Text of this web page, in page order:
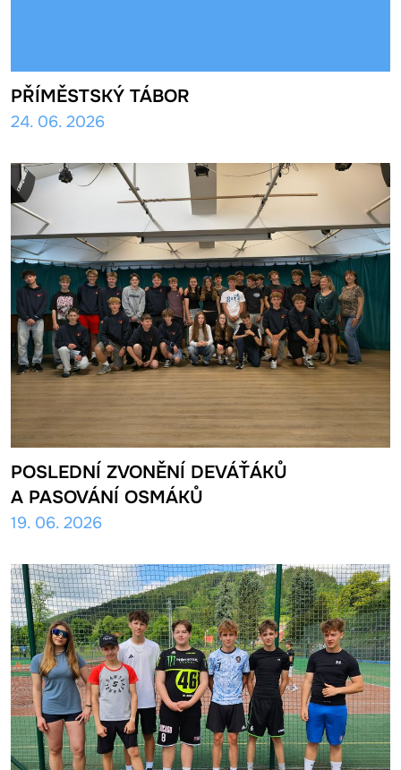
PŘÍMĚSTSKÝ TÁBOR
24. 06. 2026
POSLEDNÍ ZVONĚNÍ DEVÁŤÁKŮ
A PASOVÁNÍ OSMÁKŮ
19. 06. 2026